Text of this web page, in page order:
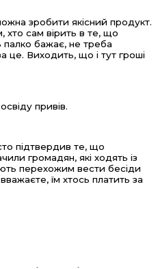
зробити якісний продукт.
хто сам вірить в те, що
бажає, не треба
це. Виходить, що і тут гроші
привів.
підтвердив те, що
громадян, які ходять із
перехожим вести бесіди
їм хтось платить за